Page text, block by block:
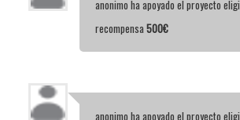
anonimo ha apoyado el proyecto
recompensa 500€
anonimo ha apoyado el proyecto